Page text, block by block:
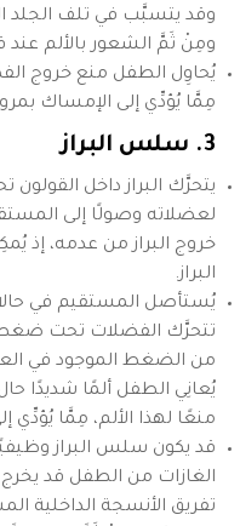
وقد يتسبَّب في تلف
ومِنْ ثَمَّ الشعور بالألم عند
يُحاوِل الطفل منع خروج
مِمَّا يُؤدِّي إلى الإمساك
3. سلس البراز
يتحرَّك البراز داخل القولون
لعضلاته وصولًا إلى
خروج البراز من عدمه، إذ
البراز.
يُستأصل المستقيم في
تتحرَّك الفضلات تحت ضغط
من الضغط الموجود في
يُعانِي الطفل ألمًا شديدًا حال
منعًا لهذا الألم، مِمَّا
قد يكون سلس البراز
الغازات من الطفل قد
تفريق الأنسجة الداخلية